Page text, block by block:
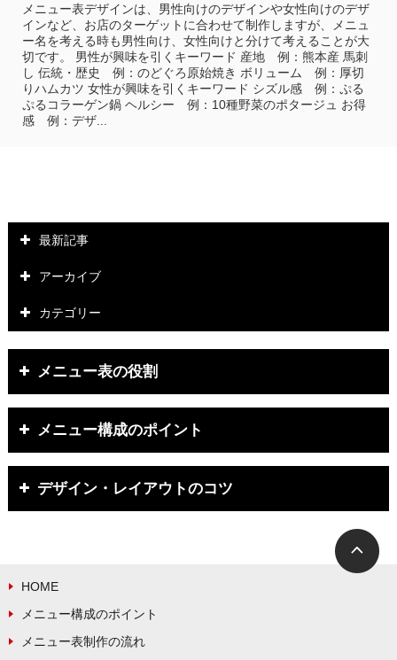
メニュー表デザインは、男性向けのデザインや女性向けのデザ
インなど、お店のターゲットに合わせて制作しますが、メニュ
ー名を考える時も男性向け、女性向けと分けて考えることが大
切です。 男性が興味を引くキーワード 産地 例：熊本産 馬刺
し 伝統・歴史 例：のどぐろ原始焼き ボリューム 例：厚切
りハムカツ 女性が興味を引くキーワード シズル感 例：ぷる
ぷるコラーゲン鍋 ヘルシー 例：10種野菜のポタージュ お得
感 例：デザ...
最新記事
アーカイブ
カテゴリー
メニュー表の役割
メニュー構成のポイント
デザイン・レイアウトのコツ
HOME
メニュー構成のポイント
メニュー表制作の流れ